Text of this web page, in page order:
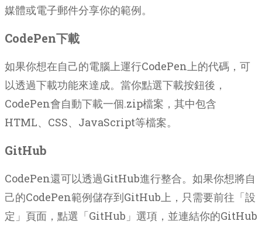
媒體或電子郵件分享你的範例。
CodePen下載
如果你想在自己的電腦上運行CodePen上的代碼，可
以透過下載功能來達成。當你點選下載按鈕後，
CodePen會自動下載一個.zip檔案，其中包含
HTML、CSS、JavaScript等檔案。
GitHub
CodePen還可以透過GitHub進行整合。如果你想將自
己的CodePen範例儲存到GitHub上，只需要前往「設
定」頁面，點選「GitHub」選項，並連結你的GitHub